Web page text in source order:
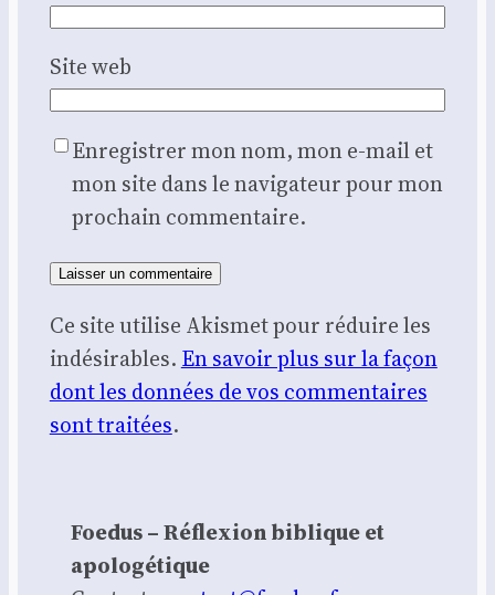
Site web
Enregistrer mon nom, mon e-mail et
mon site dans le navigateur pour mon
prochain commentaire.
Ce site utilise Akismet pour réduire les
indésirables. En savoir plus sur la façon
dont les données de vos commentaires
sont traitées.
Foedus – Réflexion biblique et
apologétique